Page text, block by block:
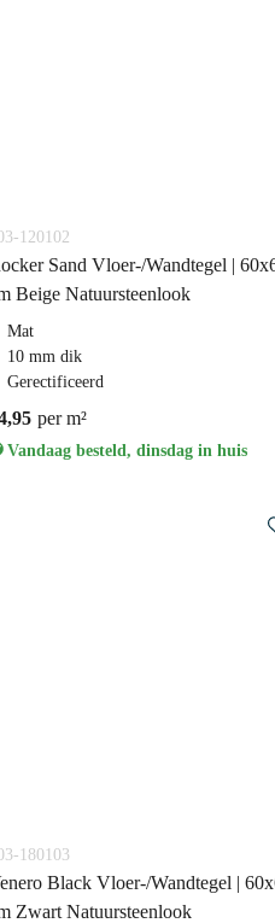
120102
Sand Vloer-/Wandtegel |
Beige Natuursteenlook
Mat
10 mm dik
Gerectificeerd
per m²
Vandaag besteld, dinsdag in huis
180103
Black Vloer-/Wandtegel |
Zwart Natuursteenlook